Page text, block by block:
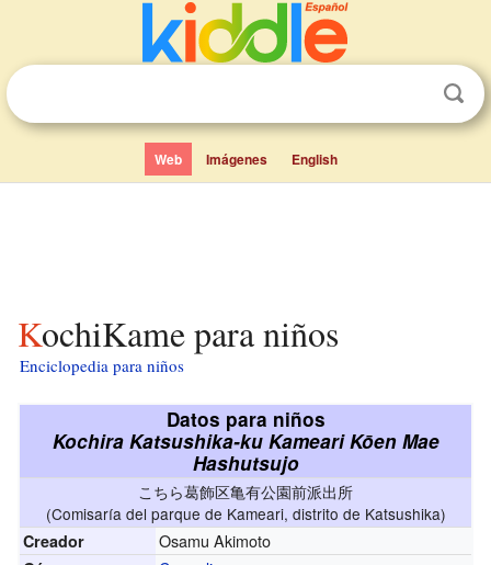
Web Imágenes English
KochiKame para niños
Enciclopedia para niños
Datos para niños
Kochira Katsushika-ku Kameari Kōen Mae
Hashutsujo
こちら葛飾区亀有公園前派出所
(Comisaría del parque de Kameari, distrito de Katsushika)
Creador
Osamu Akimoto